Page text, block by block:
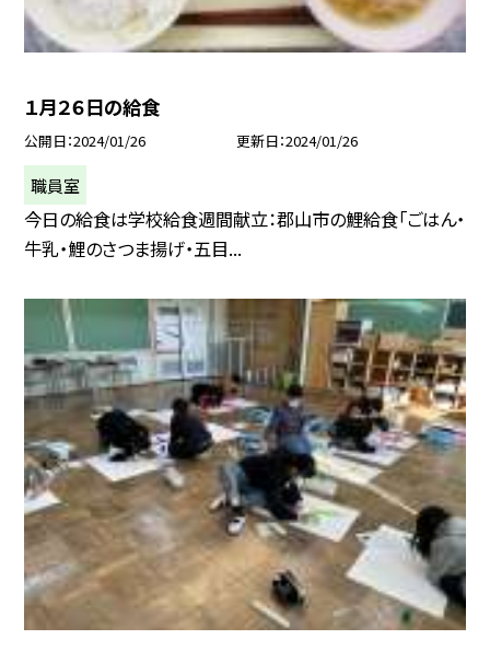
１月２６日の給食
公開日 2024/01/26 更新日 2024/01/26
職員室
今日の給食は学校給食週間献立：郡山市の鯉給食「ごはん・
牛乳・鯉のさつま揚げ・五目...